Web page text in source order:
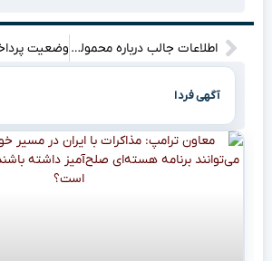
اطلاعات جالب درباره محموله بندر شهید رجایی که منفجر شد! آنچه باید بدانید.
آگهی فردا